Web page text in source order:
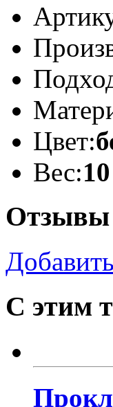
Цвет:
Вес:
Отзывы
С этим